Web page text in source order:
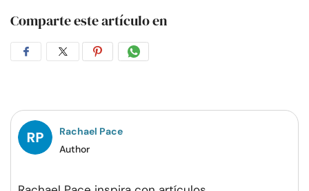
Comparte este artículo en
CompartirCompartirCompartirCompartir
Rachael Pace
Author